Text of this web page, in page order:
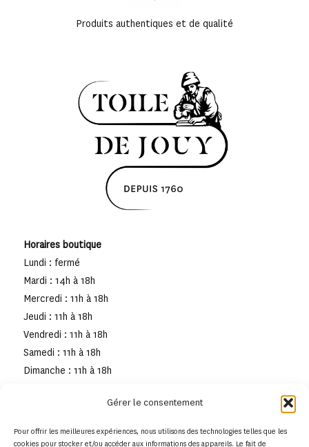
Gérer le consentement
Pour offrir les meilleures expériences, nous utilisons des technologies telles que les
cookies pour stocker et/ou accéder aux informations des appareils. Le fait de
Produits authentiques et de qualité
Horaires boutique
Lundi : fermé
Mardi : 14h à 18h
Mercredi : 11h à 18h
Jeudi : 11h à 18h
Vendredi : 11h à 18h
Samedi : 11h à 18h
Dimanche : 11h à 18h